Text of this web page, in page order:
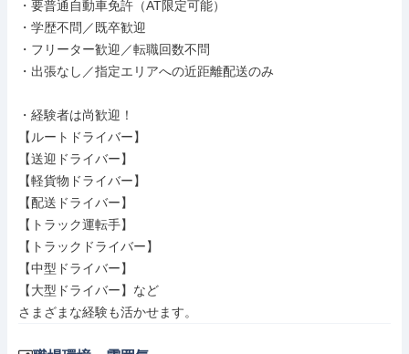
・要普通自動車免許（AT限定可能）
・学歴不問／既卒歓迎
・フリーター歓迎／転職回数不問
・出張なし／指定エリアへの近距離配送のみ
・経験者は尚歓迎！
【ルートドライバー】
【送迎ドライバー】
【軽貨物ドライバー】
【配送ドライバー】
【トラック運転手】
【トラックドライバー】
【中型ドライバー】
【大型ドライバー】など
さまざまな経験も活かせます。